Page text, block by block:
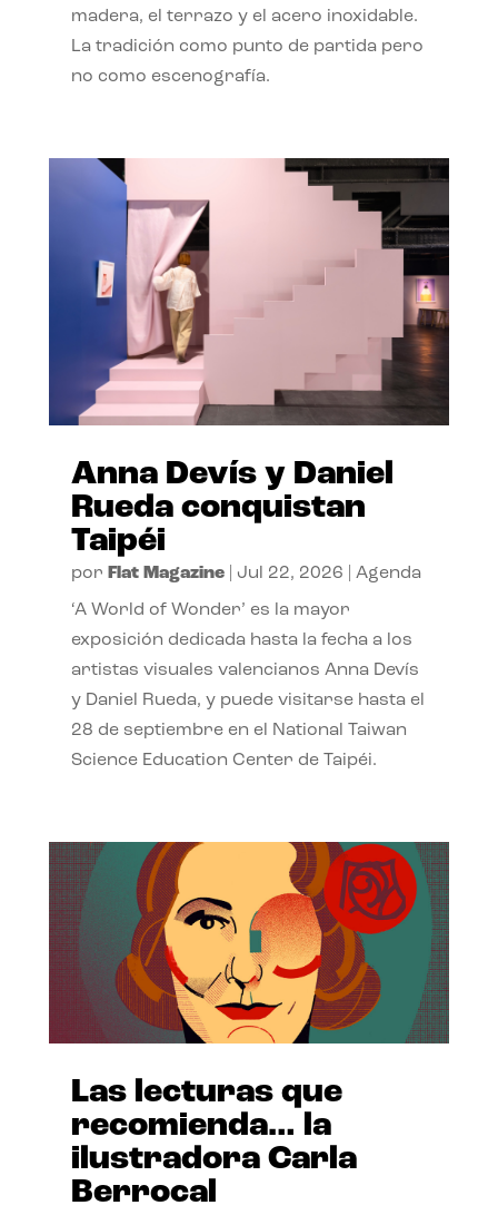
madera, el terrazo y el acero inoxidable.
La tradición como punto de partida pero
no como escenografía.
Anna Devís y Daniel
Rueda conquistan
Taipéi
por Flat Magazine| Jul 22, 2026 Agenda
‘A World of Wonder’ es la mayor
exposición dedicada hasta la fecha a los
artistas visuales valencianos Anna Devís
y Daniel Rueda, y puede visitarse hasta el
28 de septiembre en el National Taiwan
Science Education Center de Taipéi.
Las lecturas que
recomienda… la
ilustradora Carla
Berrocal